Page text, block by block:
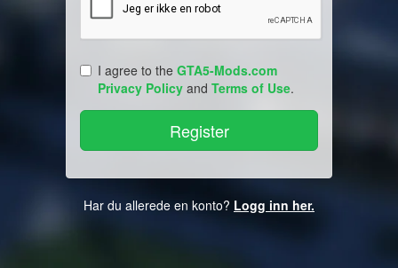
I agree to the GTA5-Mods.com
Privacy Policy and Terms of Use.
Har du allerede en konto? Logg inn her.